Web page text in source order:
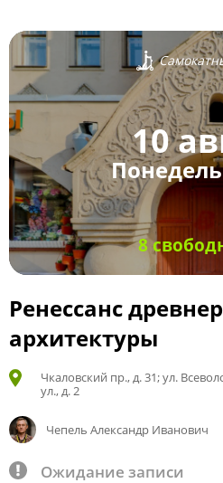
10
8
Ренессанс
архитектуры
Чкаловский пр., д. 31; ул.
ул., д. 2
Чепель Александр Иванович
Ожидание записи